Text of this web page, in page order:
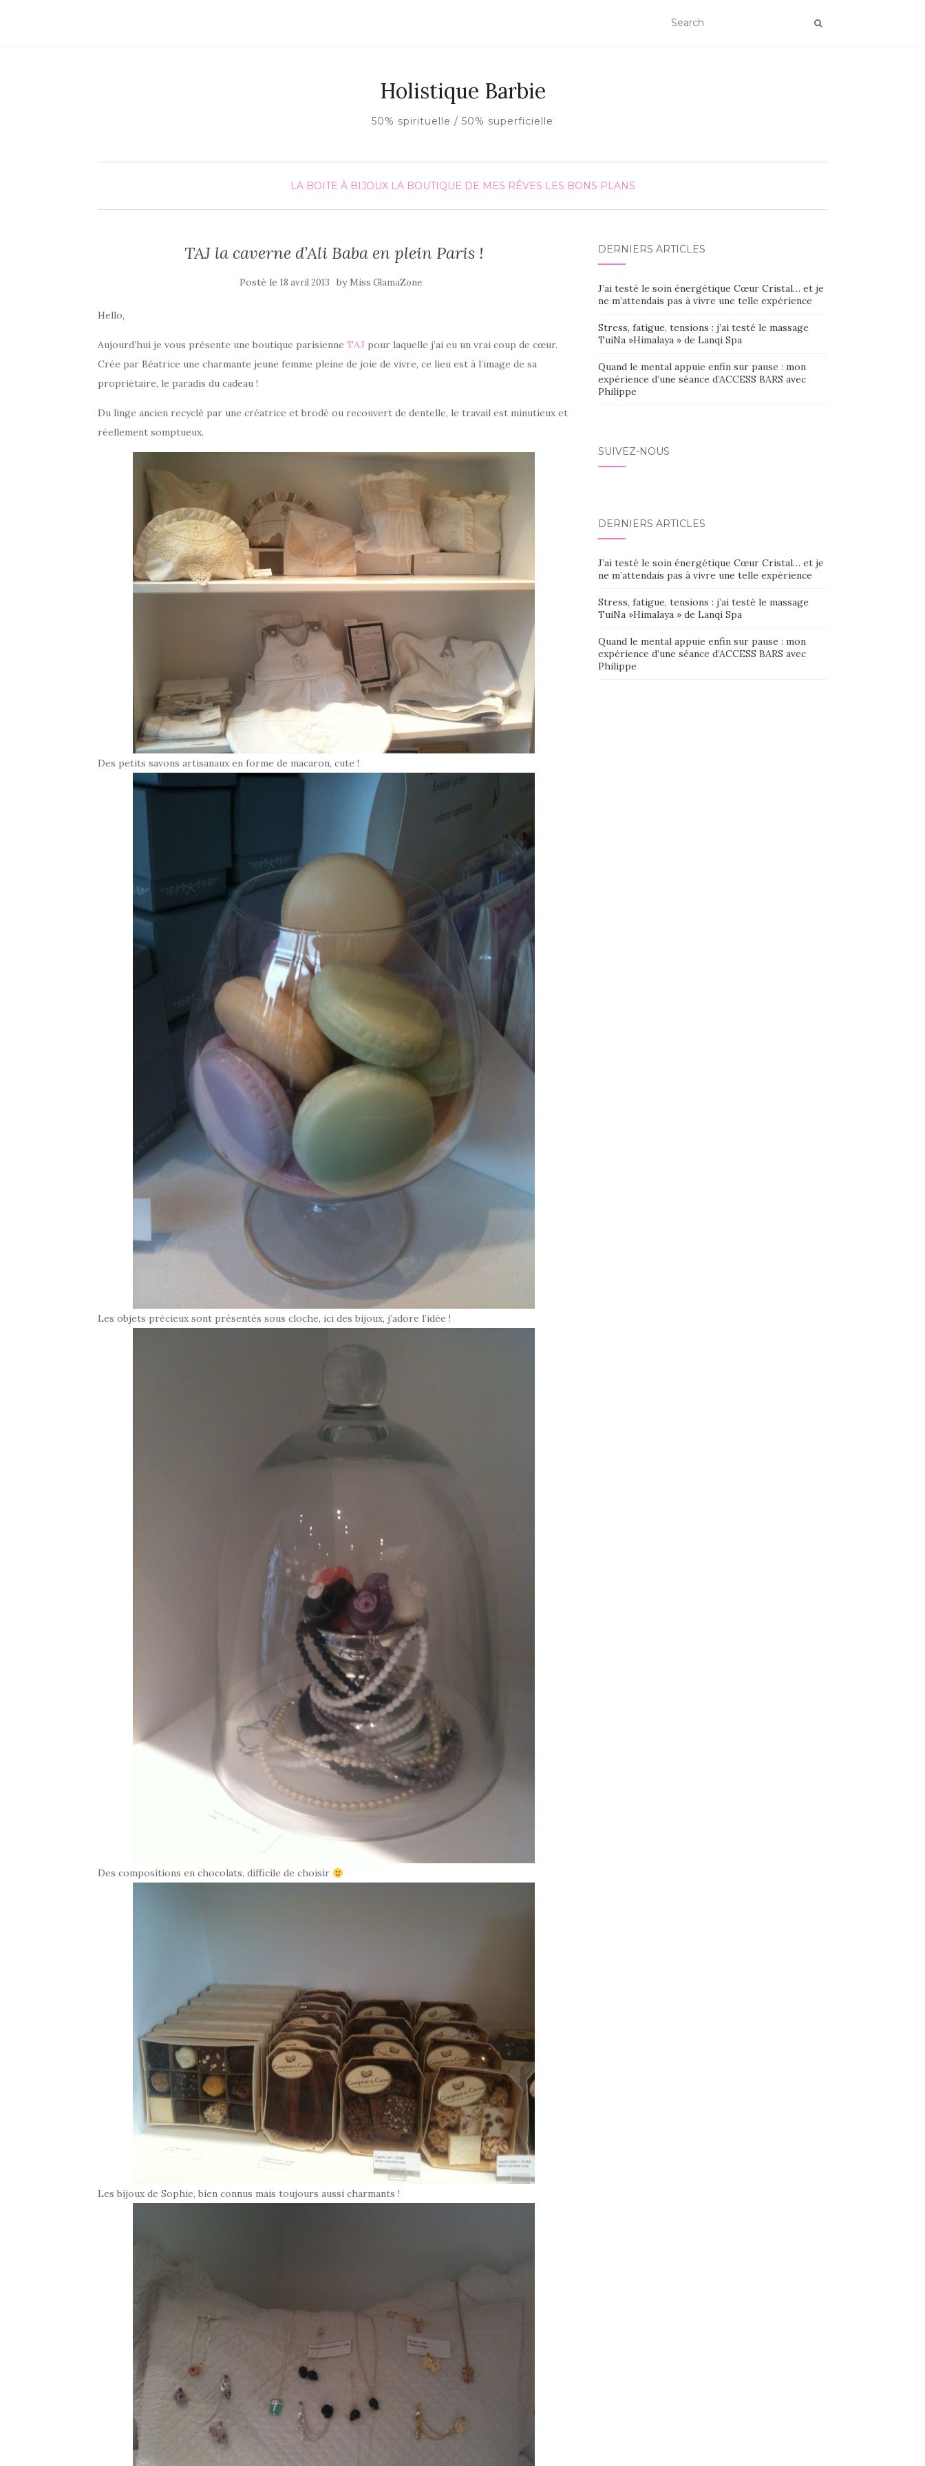
Holistique Barbie
50% spirituelle / 50% superficielle
LA BOITE À BIJOUX LA BOUTIQUE DE MES RÊVES LES BONS PLANS
TAJ la caverne d’Ali Baba en plein Paris !
Posté le 18 avril 2013 by Miss GlamaZone
Hello,
Aujourd’hui je vous présente une boutique parisienne TAJ pour laquelle j’ai eu un vrai coup de cœur.
Crée par Béatrice une charmante jeune femme pleine de joie de vivre, ce lieu est à l’image de sa
propriétaire, le paradis du cadeau !
Du linge ancien recyclé par une créatrice et brodé ou recouvert de dentelle, le travail est minutieux et
réellement somptueux.
Des petits savons artisanaux en forme de macaron, cute !
Les objets précieux sont présentés sous cloche, ici des bijoux, j’adore l’idée !
Des compositions en chocolats, difficile de choisir
Les bijoux de Sophie, bien connus mais toujours aussi charmants !
DERNIERS ARTICLES
J’ai testé le soin énergétique Cœur Cristal… et je
ne m’attendais pas à vivre une telle expérience
Stress, fatigue, tensions : j’ai testé le massage
TuiNa »Himalaya » de Lanqi Spa
Quand le mental appuie enfin sur pause : mon
expérience d’une séance d’ACCESS BARS avec
Philippe
SUIVEZ-NOUS
DERNIERS ARTICLES
J’ai testé le soin énergétique Cœur Cristal… et je
ne m’attendais pas à vivre une telle expérience
Stress, fatigue, tensions : j’ai testé le massage
TuiNa »Himalaya » de Lanqi Spa
Quand le mental appuie enfin sur pause : mon
expérience d’une séance d’ACCESS BARS avec
Philippe